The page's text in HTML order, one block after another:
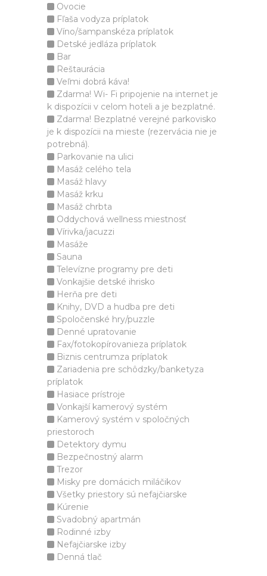
Ovocie
Fľaša vodyza príplatok
Víno/šampanskéza príplatok
Detské jedláza príplatok
Bar
Reštaurácia
Veľmi dobrá káva!
Zdarma! Wi- Fi pripojenie na internet je
k dispozícii v celom hoteli a je bezplatné.
Zdarma! Bezplatné verejné parkovisko
je k dispozícii na mieste (rezervácia nie je
potrebná).
Parkovanie na ulici
Masáž celého tela
Masáž hlavy
Masáž krku
Masáž chrbta
Oddychová wellness miestnosť
Vírivka/jacuzzi
Masáže
Sauna
Televízne programy pre deti
Vonkajšie detské ihrisko
Herňa pre deti
Knihy, DVD a hudba pre deti
Spoločenské hry/puzzle
Denné upratovanie
Fax/fotokopírovanieza príplatok
Biznis centrumza príplatok
Zariadenia pre schôdzky/banketyza
príplatok
Hasiace prístroje
Vonkajší kamerový systém
Kamerový systém v spoločných
priestoroch
Detektory dymu
Bezpečnostný alarm
Trezor
Misky pre domácich miláčikov
Všetky priestory sú nefajčiarske
Kúrenie
Svadobný apartmán
Rodinné izby
Nefajčiarske izby
Denná tlač